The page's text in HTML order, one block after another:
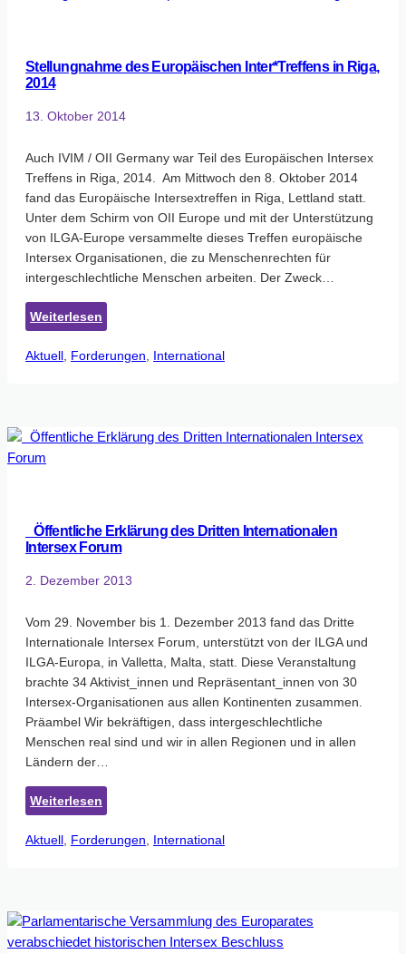
den
von
Menschen
Stellungnahme des Europäischen Inter*Treffens in Riga,
2014
13. Oktober 2014
Auch IVIM / OII Germany war Teil des Europäischen Intersex
Treffens in Riga, 2014. Am Mittwoch den 8. Oktober 2014
fand das Europäische Intersextreffen in Riga, Lettland statt.
Unter dem Schirm von OII Europe und mit der Unterstützung
von ILGA-Europe versammelte dieses Treffen europäische
Intersex Organisationen, die zu Menschenrechten für
intergeschlechtliche Menschen arbeiten. Der Zweck…
Weiterlesen
Stellungnahme
des
Riga,
Aktuell Forderungen International
Öffentliche Erklärung des Dritten Internationalen
Intersex Forum
2. Dezember 2013
Vom 29. November bis 1. Dezember 2013 fand das Dritte
Internationale Intersex Forum, unterstützt von der ILGA und
ILGA-Europa, in Valletta, Malta, statt. Diese Veranstaltung
brachte 34 Aktivist_innen und Repräsentant_innen von 30
Intersex-Organisationen aus allen Kontinenten zusammen.
Präambel Wir bekräftigen, dass intergeschlechtliche
Menschen real sind und wir in allen Regionen und in allen
Ländern der…
Weiterlesen
Öffentliche
Internationalen
Intersex
Aktuell Forderungen International